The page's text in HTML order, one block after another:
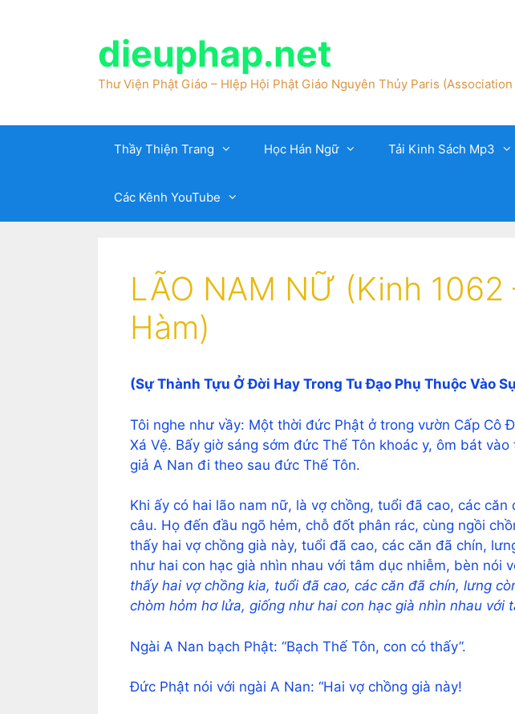
dieuphap.net
Thư Viện Phật Giáo – HIệp Hội Phật Giáo Nguyên Thủy Paris
Thầy Thiện Trang Học Hán Ngữ Tải Kinh Sách Mp3
Các Kênh YouTube
LÃO NAM NỮ (Kinh 1062
Hàm)
(Sự Thành Tựu Ở Đời Hay Trong Tu Đạo Phụ Thuộc Vào
Tôi nghe như vầy: Một thời đức Phật ở trong vườn Cấp Cô
Xá Vệ. Bấy giờ sáng sớm đức Thế Tôn khoác y, ôm bát
giả A Nan đi theo sau đức Thế Tôn.
Khi ấy có hai lão nam nữ, là vợ chồng, tuổi đã cao, các
câu. Họ đến đầu ngõ hẻm, chỗ đốt phân rác, cùng ngồi
thấy hai vợ chồng già này, tuổi đã cao, các căn đã chín,
như hai con hạc già nhìn nhau với tâm dục nhiễm, bèn nói
thấy hai vợ chồng kia, tuổi đã cao, các căn đã chín, lưng
chòm hỏm hơ lửa, giống như hai con hạc già nhìn nhau với
Ngài A Nan bạch Phật: “Bạch Thế Tôn, con có thấy”.
Đức Phật nói với ngài A Nan: “Hai vợ chồng già này!